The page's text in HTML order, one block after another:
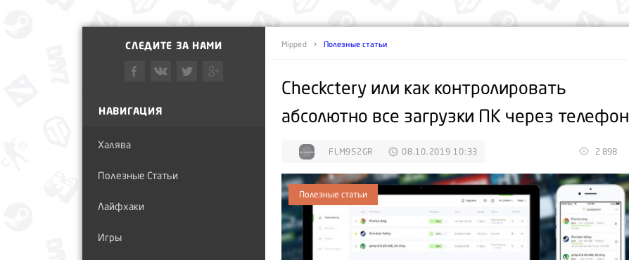
СЛЕДИТЕ ЗА НАМИ
НАВИГАЦИЯ
Халява
Полезные Статьи
Лайфхаки
Игры
Mipped Полезные статьи
Checkctery или как контролировать
абсолютно все загрузки ПК через телефон
FLM952GR 08.10.2019 10:33 2 898
Полезные статьи